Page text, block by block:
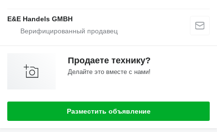
E&E Handels GMBH
Продаете технику?
Делайте это вместе с нами!
Разместить объявление